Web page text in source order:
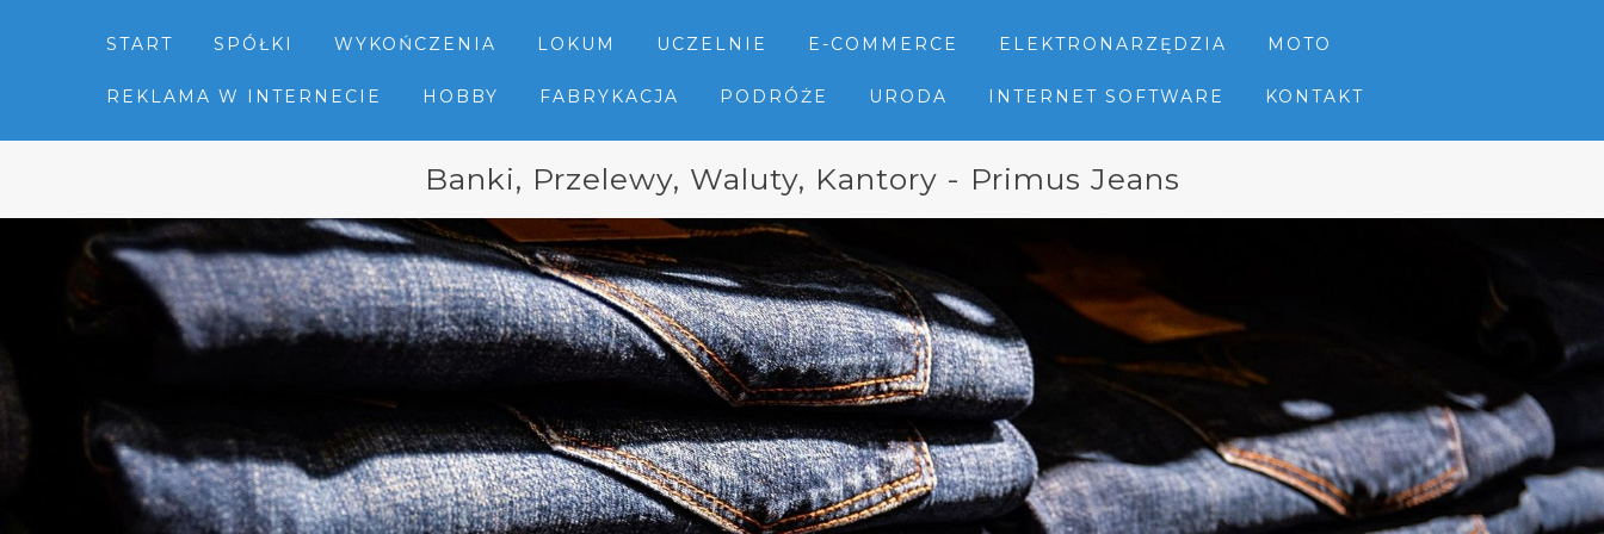
START SPÓŁKI WYKOŃCZENIA LOKUM UCZELNIE E-COMMERCE ELEKTRONARZĘDZIA MOTO
REKLAMA W INTERNECIE HOBBY FABRYKACJA PODRÓŻE URODA INTERNET SOFTWARE KONTAKT
Banki, Przelewy, Waluty, Kantory - Primus Jeans